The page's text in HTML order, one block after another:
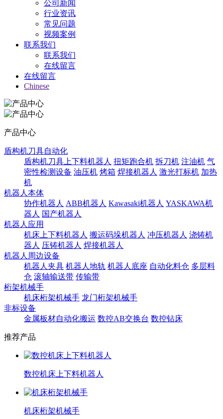
公司新闻
行业资讯
常见问题
视频案例
联系我们
联系我们
在线留言
在线留言
Chinese
产品中心
盾构机刀具自动化
盾构机刀具上下料机器人 扭矩跑合机 拆刀机 注油机 气
密性检测设备 油压机 烤箱 焊接机器人 激光打标机 加热
机
机器人本体
协作机器人 ABB机器人 Kawasaki机器人 YASKAWA机
器人 国产机器人
机器人应用
机床上下料机器人 搬运码垛机器人 冲压机器人 浇铸机
器人 压铸机器人 焊接机器人
机器人周边设备
机器人夹具 机器人地轨 机器人底座 自动化料仓 多层料
仓 滚轴输送带 传输带
桁架机械手
机床桁架机械手 龙门桁架机械手
非标设备
金属板材自动化搬运 数控AB交换台 数控钻床
推荐产品
数控机床上下料机器人
机床桁架机械手